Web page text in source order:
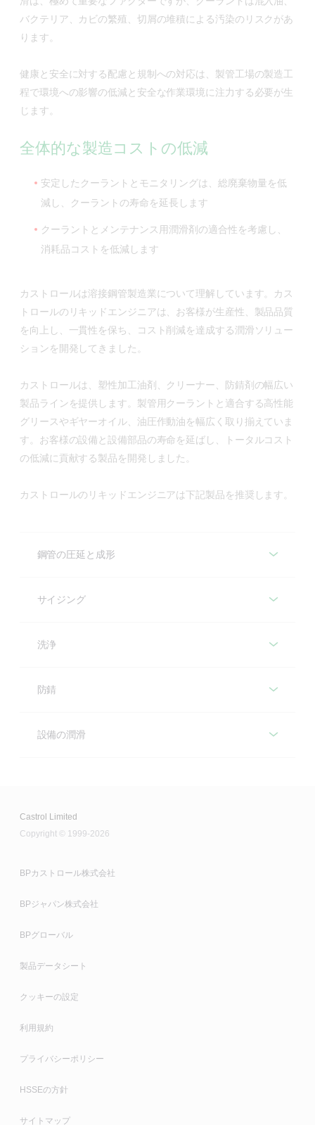
バクテリア、カビの繁殖、切屑の堆積による汚染のリスクがあ
ります。
健康と安全に対する配慮と規制への対応は、製管工場の製造工
程で環境への影響の低減と安全な作業環境に注力する必要が生
じます。
全体的な製造コストの低減
安定したクーラントとモニタリングは、総廃棄物量を低
減し、クーラントの寿命を延長します
クーラントとメンテナンス用潤滑剤の適合性を考慮し、
消耗品コストを低減します
カストロールは溶接鋼管製造業について理解しています。カス
トロールのリキッドエンジニアは、お客様が生産性、製品品質
を向上し、一貫性を保ち、コスト削減を達成する潤滑ソリュー
ションを開発してきました。
カストロールは、塑性加工油剤、クリーナー、防錆剤の幅広い
製品ラインを提供します。製管用クーラントと適合する高性能
グリースやギヤーオイル、油圧作動油を幅広く取り揃えていま
す。お客様の設備と設備部品の寿命を延ばし、トータルコスト
の低減に貢献する製品を開発しました。
カストロールのリキッドエンジニアは下記製品を推奨します。
鋼管の圧延と成形
圧延ロールと鋼板との間の潤滑と冷却および中間防錆
推奨製品
サイジング
鋼管を規定の長さに切断
Hysol
洗浄
推奨製品
防錆
推奨製品
Rustilo
設備の潤滑
Optigear BM
Optigear Synthetic PD
Molub-Alloy 6040
Castrol Limited
Copyright © 1999-2026
BPカストロール株式会社
BPジャパン株式会社
BPグローバル
製品データシート
クッキーの設定
利用規約
プライバシーポリシー
HSSEの方針
サイトマップ